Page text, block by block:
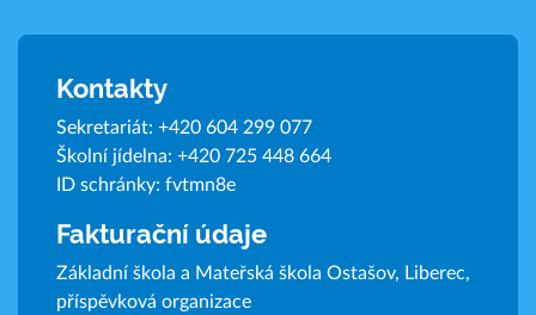
Kontakty
Sekretariát: +420 604 299 077
Školní jídelna: +420 725 448 664
ID schránky: fvtmn8e
Fakturační údaje
Základní škola a Mateřská škola Ostašov, Liberec,
příspěvková organizace